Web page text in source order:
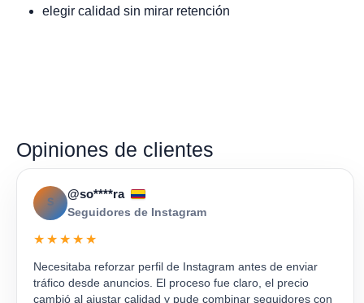
elegir calidad sin mirar retención
Opiniones de clientes
S
@so****ra
Seguidores de Instagram
★★★★★
Necesitaba reforzar perfil de Instagram antes de enviar
tráfico desde anuncios. El proceso fue claro, el precio
cambió al ajustar calidad y pude combinar seguidores con